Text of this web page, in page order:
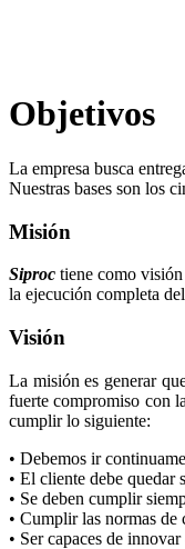
Objetivos
La empresa busca
Nuestras bases son los
Misión
Siproc tiene como visión
la ejecución completa
Visión
La misión es generar
fuerte compromiso con
cumplir lo siguiente:
• Debemos ir
• El cliente debe quedar
• Se deben cumplir
• Cumplir las normas de
• Ser capaces de